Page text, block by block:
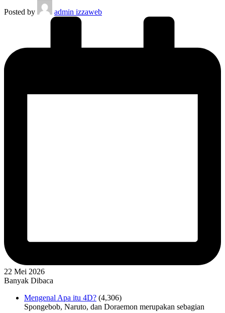
Posted by
admin izzaweb
22 Mei 2026
Banyak Dibaca
Mengenal Apa itu 4D? (4,306)
Spongebob, Naruto, dan Doraemon merupakan sebagian